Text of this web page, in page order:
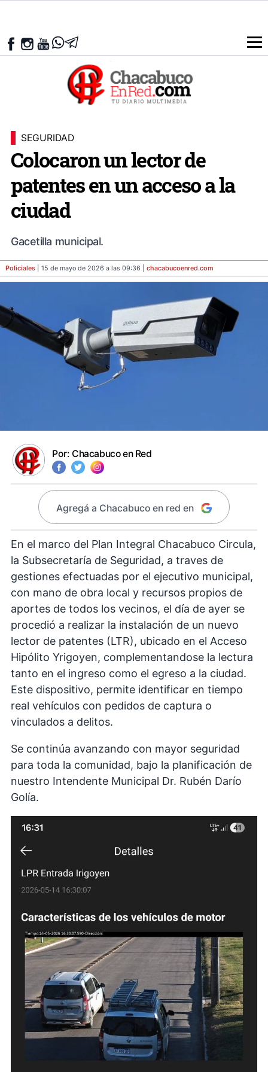
SEGURIDAD
Colocaron un lector de
patentes en un acceso a la
ciudad
Gacetilla municipal.
Policiales | 15 de mayo de 2026 a las 09:36 | chacabucoenred.com
Por: Chacabuco en Red
Agregá a Chacabuco en red en
En el marco del Plan Integral Chacabuco Circula,
la Subsecretaría de Seguridad, a traves de
gestiones efectuadas por el ejecutivo municipal,
con mano de obra local y recursos propios de
aportes de todos los vecinos, el día de ayer se
procedió a realizar la instalación de un nuevo
lector de patentes (LTR), ubicado en el Acceso
Hipólito Yrigoyen, complementandose la lectura
tanto en el ingreso como el egreso a la ciudad.
Este dispositivo, permite identificar en tiempo
real vehículos con pedidos de captura o
vinculados a delitos.
Se continúa avanzando con mayor seguridad
para toda la comunidad, bajo la planificación de
nuestro Intendente Municipal Dr. Rubén Darío
Golía.